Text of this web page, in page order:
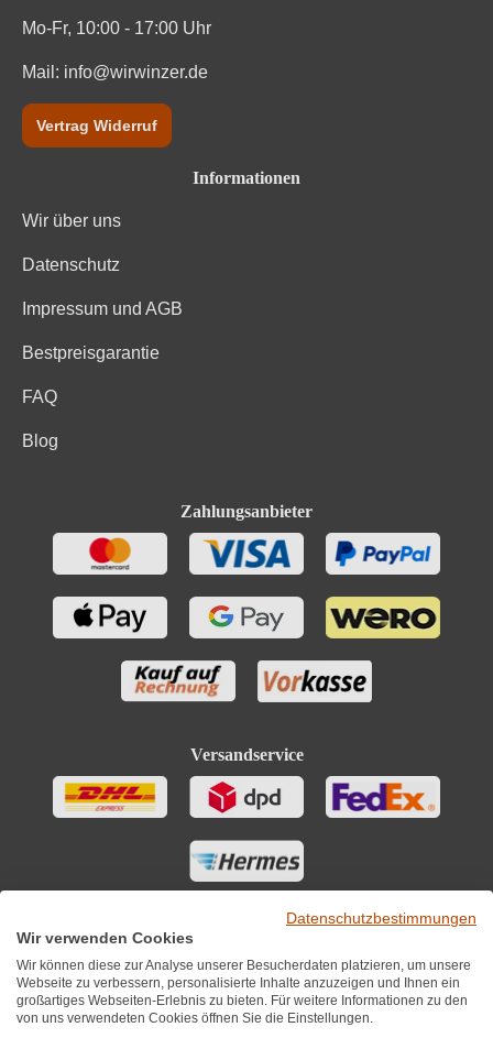
Mo-Fr, 10:00 - 17:00 Uhr
Mail: info@wirwinzer.de
Vertrag Widerruf
Informationen
Wir über uns
Datenschutz
Impressum und AGB
Bestpreisgarantie
FAQ
Blog
Zahlungsanbieter
Versandservice
Datenschutzbestimmungen
Wir verwenden Cookies
Wir können diese zur Analyse unserer Besucherdaten platzieren, um unsere
Webseite zu verbessern, personalisierte Inhalte anzuzeigen und Ihnen ein
großartiges Webseiten-Erlebnis zu bieten. Für weitere Informationen zu den
von uns verwendeten Cookies öffnen Sie die Einstellungen.